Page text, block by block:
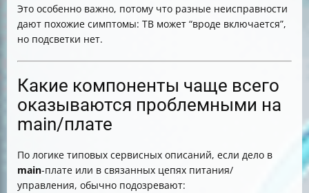
Это особенно важно, потому что разные неисправности
дают похожие симптомы: ТВ может “вроде включается”,
но подсветки нет.
Какие компоненты чаще всего
оказываются проблемными на
main/плате
По логике типовых сервисных описаний, если дело в
main-плате или в связанных цепях питания/
управления, обычно подозревают: